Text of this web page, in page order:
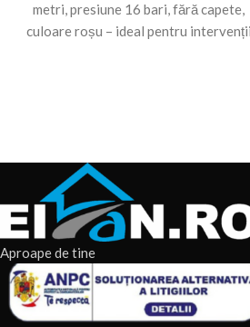
metri, presiune 16 bari, fără capete,
culoare roșu – ideal pentru intervenții
Aproape de tine